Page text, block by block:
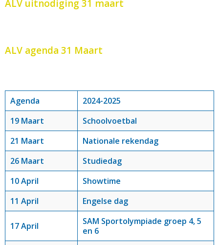
ALV uitnodiging 31 maart
ALV agenda 31 Maart
Agenda
2024-2025
19 Maart
Schoolvoetbal
21 Maart
Nationale rekendag
26 Maart
Studiedag
10 April
Showtime
11 April
Engelse dag
17 April
SAM Sportolympiade groep 4, 5
en 6